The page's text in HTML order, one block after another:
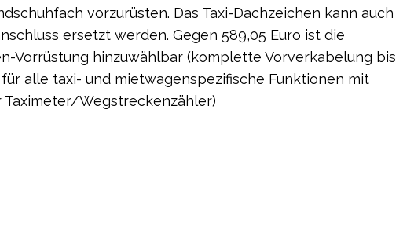
vorzurüsten. Das Taxi-Dachzeichen kann auch
ersetzt werden. Gegen 589,05 Euro ist die
Vorrüstung hinzuwählbar (komplette Vorverkabelung bis
alle taxi- und mietwagenspezifische Funktionen mit
Wegstreckenzähler)